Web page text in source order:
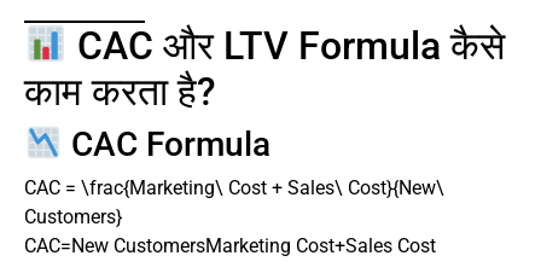
CAC और LTV Formula कैसे
काम करता है?
CAC Formula
CAC = \frac{Marketing\ Cost + Sales\ Cost}{New\
Customers}
CAC=New CustomersMarketing Cost+Sales Cost​